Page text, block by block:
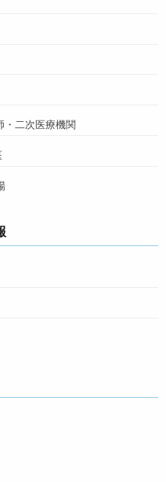
・二次医療機関